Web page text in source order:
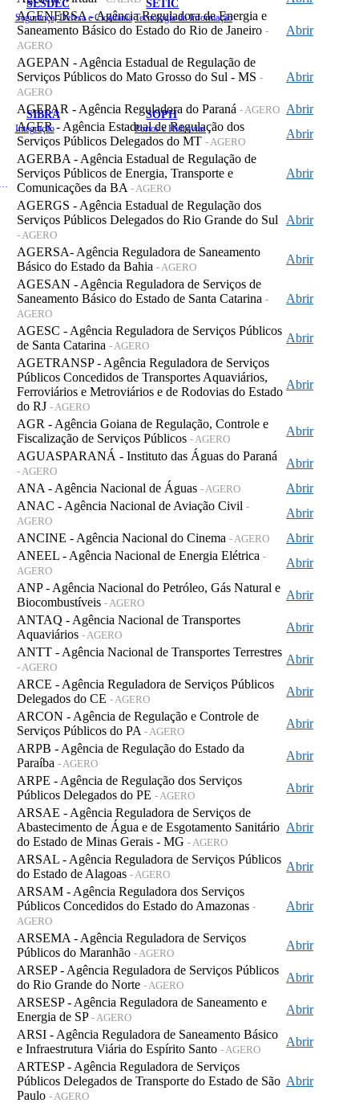
SESDEC
Segurança, Defesa e Cidadania
SETIC
Tecnologia da Informação
SIBRA
Integração
SOPH
Portos e Hidrovias
AGENERSA - Agência Reguladora de Energia e
Saneamento Básico do Estado do Rio de Janeiro -
AGERO
Abrir
AGEPAN - Agência Estadual de Regulação de
Serviços Públicos do Mato Grosso do Sul - MS -
AGERO
Abrir
AGEPAR - Agência Reguladora do Paraná - AGERO Abrir
AGER - Agência Estadual de Regulação dos
Serviços Públicos Delegados do MT - AGERO
Abrir
AGERBA - Agência Estadual de Regulação de
Serviços Públicos de Energia, Transporte e
Comunicações da BA - AGERO
Abrir
AGERGS - Agência Estadual de Regulação dos
Serviços Públicos Delegados do Rio Grande do Sul
- AGERO
Abrir
AGERSA- Agência Reguladora de Saneamento
Básico do Estado da Bahia - AGERO
Abrir
AGESAN - Agência Reguladora de Serviços de
Saneamento Básico do Estado de Santa Catarina -
AGERO
Abrir
AGESC - Agência Reguladora de Serviços Públicos
de Santa Catarina - AGERO
Abrir
AGETRANSP - Agência Reguladora de Serviços
Públicos Concedidos de Transportes Aquaviários,
Ferroviários e Metroviários e de Rodovias do Estado
do RJ - AGERO
Abrir
AGR - Agência Goiana de Regulação, Controle e
Fiscalização de Serviços Públicos - AGERO
Abrir
AGUASPARANÁ - Instituto das Águas do Paraná
- AGERO
Abrir
ANA - Agência Nacional de Águas - AGERO
Abrir
ANAC - Agência Nacional de Aviação Civil -
AGERO
Abrir
ANCINE - Agência Nacional do Cinema - AGERO
Abrir
ANEEL - Agência Nacional de Energia Elétrica -
AGERO
Abrir
ANP - Agência Nacional do Petróleo, Gás Natural e
Biocombustíveis - AGERO
Abrir
ANTAQ - Agência Nacional de Transportes
Aquaviários - AGERO
Abrir
ANTT - Agência Nacional de Transportes Terrestres
- AGERO
Abrir
ARCE - Agência Reguladora de Serviços Públicos
Delegados do CE - AGERO
Abrir
ARCON - Agência de Regulação e Controle de
Serviços Públicos do PA - AGERO
Abrir
ARPB - Agência de Regulação do Estado da
Paraíba - AGERO
Abrir
ARPE - Agência de Regulação dos Serviços
Públicos Delegados do PE - AGERO
Abrir
ARSAE - Agência Reguladora de Serviços de
Abastecimento de Água e de Esgotamento Sanitário
do Estado de Minas Gerais - MG - AGERO
Abrir
ARSAL - Agência Reguladora de Serviços Públicos
do Estado de Alagoas - AGERO
Abrir
ARSAM - Agência Reguladora dos Serviços
Públicos Concedidos do Estado do Amazonas -
AGERO
Abrir
ARSEMA - Agência Reguladora de Serviços
Públicos do Maranhão - AGERO
Abrir
ARSEP - Agência Reguladora de Serviços Públicos
do Rio Grande do Norte - AGERO
Abrir
ARSESP - Agência Reguladora de Saneamento e
Energia de SP - AGERO
Abrir
ARSI - Agência Reguladora de Saneamento Básico
e Infraestrutura Viária do Espírito Santo - AGERO
Abrir
ARTESP - Agência Reguladora de Serviços
Públicos Delegados de Transporte do Estado de São
Paulo - AGERO
Abrir